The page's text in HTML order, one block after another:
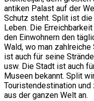
antiken Palast auf der
Schutz steht. Split ist
Leben. Die
den Einwohnern den
Wald, wo man
ist auch für seine
usw. Die Stadt ist auch
Museen bekannt. Split
Touristendestination
aus der ganzen Welt an.